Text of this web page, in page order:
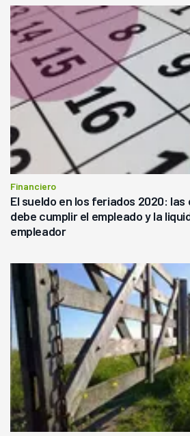
Financiero
El sueldo en los feriados 2020:
debe cumplir el empleado y la
empleador